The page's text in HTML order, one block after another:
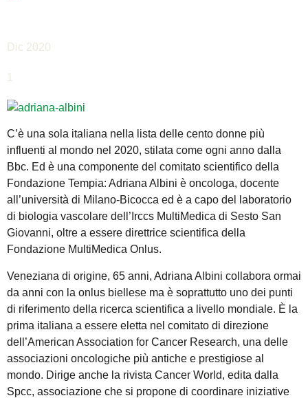
Dic 2020
1
C’è una sola italiana nella lista delle cento donne più
influenti al mondo nel 2020, stilata come ogni anno dalla
Bbc. Ed è una componente del comitato scientifico della
Fondazione Tempia: Adriana Albini è oncologa, docente
all’università di Milano-Bicocca ed è a capo del laboratorio
di biologia vascolare dell’Irccs MultiMedica di Sesto San
Giovanni, oltre a essere direttrice scientifica della
Fondazione MultiMedica Onlus.
Veneziana di origine, 65 anni, Adriana Albini collabora ormai
da anni con la onlus biellese ma è soprattutto uno dei punti
di riferimento della ricerca scientifica a livello mondiale. È la
prima italiana a essere eletta nel comitato di direzione
dell’American Association for Cancer Research, una delle
associazioni oncologiche più antiche e prestigiose al
mondo. Dirige anche la rivista Cancer World, edita dalla
Spcc, associazione che si propone di coordinare iniziative